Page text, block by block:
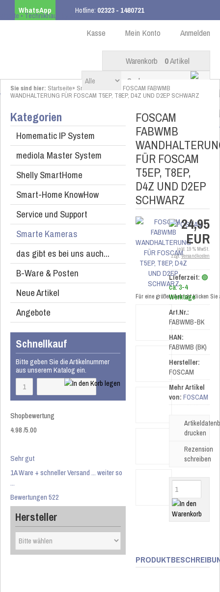
WhatsApp Hotline: 02323 - 1480721
ab 99,00 € innerhalb DE Anmelden
Mein Konto
Kasse
Warenkorb 0Artikel
Sie sind hier: Startseite» Smarte Kameras
FOSCAM FABWMB
WANDHALTERUNG FÜR FOSCAM T5EP, T8EP, D4Z UND D2EP SCHWARZ
Kategorien
Homematic IP System
mediola Master System
Shelly SmartHome
Smart-Home KnowHow
Service und Support
Smarte Kameras
das gibt es bei uns auch...
B-Ware & Posten
Neue Artikel
Angebote
Schnellkauf
Bitte geben Sie die Artikelnummer
aus unserem Katalog ein.
Shopbewertung
4.98/5.00
Sehr gut
1A Ware + schneller Versand ... weiter so
...
Bewertungen 522
Hersteller
FOSCAM
FABWMB
FÜR FOSCAM
T5EP, T8EP,
D4Z UND D2EP
SCHWARZ
Für eine größere Ansicht klicken
24,95
EUR
inkl. 19 % MwSt.
zzgl.Versandkosten
Lieferzeit: 🟢
ca. 3-4
Werktage
Art.Nr.:
FABWMB-BK
HAN:
FABWMB (BK)
Hersteller:
FOSCAM
Mehr Artikel
von: FOSCAM
drucken
Rezension
schreiben